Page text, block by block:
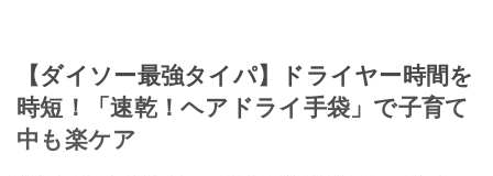
【ダイソー最強タイパ】ドライヤー時間を
時短！「速乾！ヘアドライ手袋」で子育て
中も楽ケア